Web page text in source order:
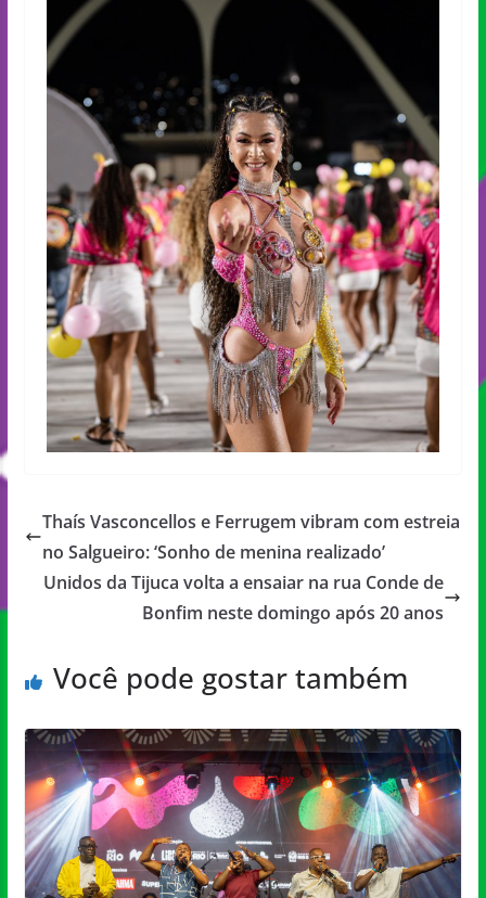
Thaís Vasconcellos e Ferrugem vibram com estreia
no Salgueiro: ‘Sonho de menina realizado’
Unidos da Tijuca volta a ensaiar na rua Conde de
Bonfim neste domingo após 20 anos
Você pode gostar também